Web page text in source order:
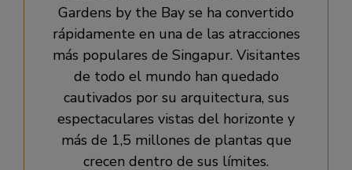
Gardens by the Bay se ha convertido
rápidamente en una de las atracciones
más populares de Singapur. Visitantes
de todo el mundo han quedado
cautivados por su arquitectura, sus
espectaculares vistas del horizonte y
más de 1,5 millones de plantas que
crecen dentro de sus límites.